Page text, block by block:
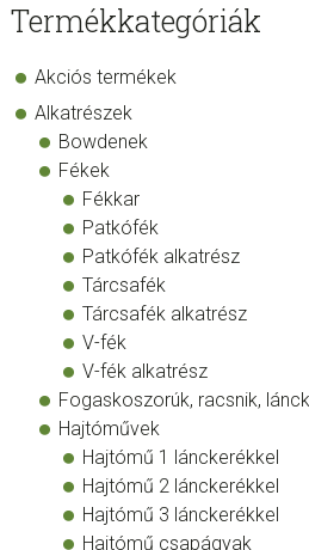
Termékkategóriák
Akciós termékek
Alkatrészek
Bowdenek
Fékek
Fékkar
Patkófék
Patkófék alkatrész
Tárcsafék
Tárcsafék alkatrész
V-fék
V-fék alkatrész
Fogaskoszorúk, racsnik,
Hajtóművek
Hajtómű 1 lánckerékkel
Hajtómű 2 lánckerékkel
Hajtómű 3 lánckerékkel
Hajtómű csapágyak